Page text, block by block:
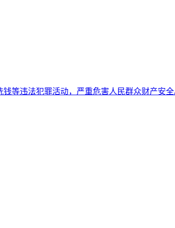
等违法犯罪活动，严重危害人民群众财产安